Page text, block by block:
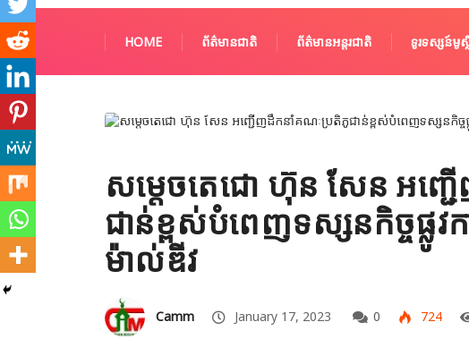
HOME ព័ត៌មានជាតិ ព័ត៌មានអន្តរជាតិ ទូរទស្សន៍មូស្
សម្ដេចតេជោ ហ៊ុន សែន អញ្
ជាន់ខ្ពស់បំពេញទស្សនកិច្ចផ្លូវ
ម៉ាល់ឌីវ
Camm January 17, 2023 0 724